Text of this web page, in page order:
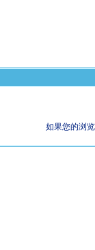
如果您的浏